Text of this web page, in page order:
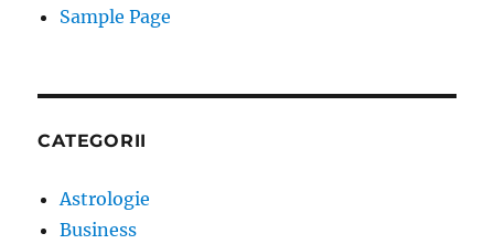
Sample Page
CATEGORII
Astrologie
Business